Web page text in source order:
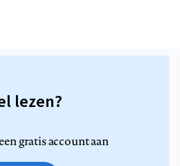
lezen?
gratis account aan